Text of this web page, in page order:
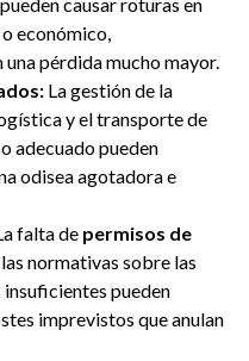
causar roturas en
económico,
pérdida mucho mayor.
La gestión de la
y el transporte de
adecuado pueden
odisea agotadora e
falta de permisos de
normativas sobre las
insuficientes pueden
imprevistos que anulan